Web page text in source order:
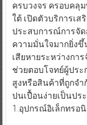
ครบวงจร ครอบคลุ
ใต้ เปิดตัวบริการเส
ประสบการณ์การจั
ความมั่นใจมากยิ่ง
เสียหายระหว่างกา
ช่วยตอบโจทย์ผู้ปร
สูงหรือสินค้าที่ถูกจำ
ปนเปื้อนง่ายเป็นปร
1.อุปกรณ์อิเล็กทรอ